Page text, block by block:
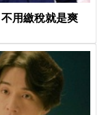
用繳稅就是爽